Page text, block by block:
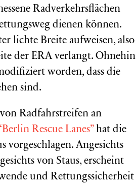
Radverkehrsflächen
dienen können.
lichte Breite aufweisen, also
der ERA verlangt. Ohnehin
worden, dass die
sind.
Radfahrstreifen an
Rescue Lanes”hat die
Angesichts
von Staus, erscheint
und Rettungssicherheit